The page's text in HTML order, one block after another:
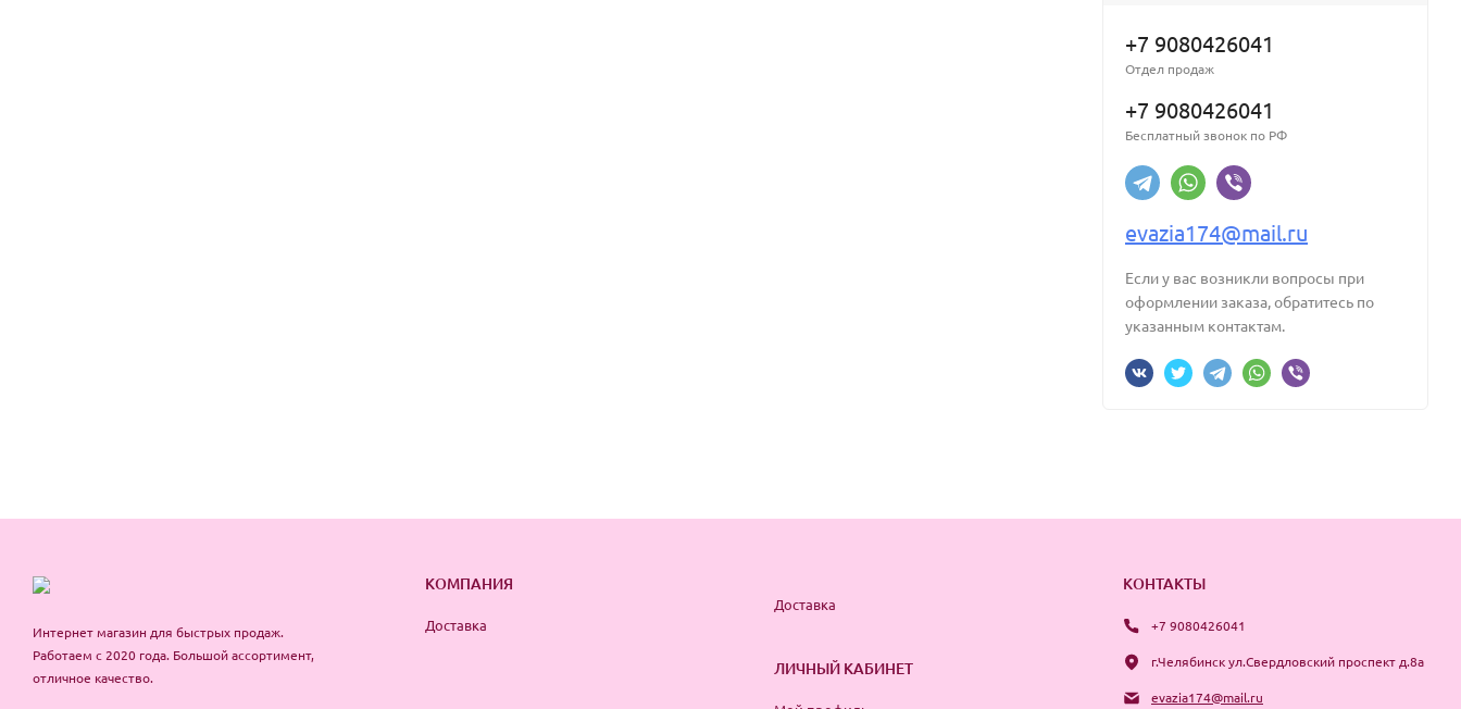
+7 9080426041
Отдел продаж
+7 9080426041
Бесплатный звонок по РФ
evazia174@mail.ru
Если у вас возникли вопросы при
оформлении заказа, обратитесь по
указанным контактам.
Интернет магазин для быстрых продаж.
Работаем с 2020 года. Большой ассортимент,
отличное качество.
КОМПАНИЯ
Доставка
Доставка
ЛИЧНЫЙ КАБИНЕТ
КОНТАКТЫ
+7 9080426041
г.Челябинск ул.Свердловский проспект д.8а
evazia174@mail.ru